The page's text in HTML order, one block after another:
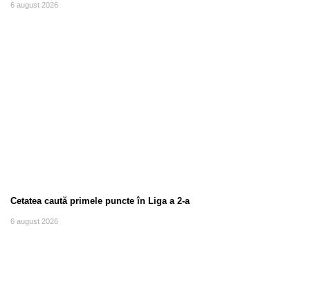
6 august 2026
Cetatea caută primele puncte în Liga a 2-a
6 august 2026